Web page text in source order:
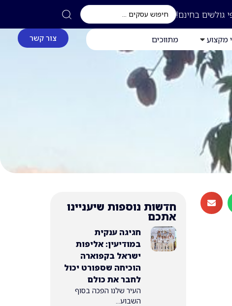
גולשים בחינם!
מקצוע מתווכים צור קשר
חדשות נוספות שיעניינו
אתכם
חגיגה ענקית
במודיעין: אליפות
ישראל בקפוארה
הוכיחה שספורט יכול
לחבר את כולם
העיר שלנו הפכה בסוף
השבוע...